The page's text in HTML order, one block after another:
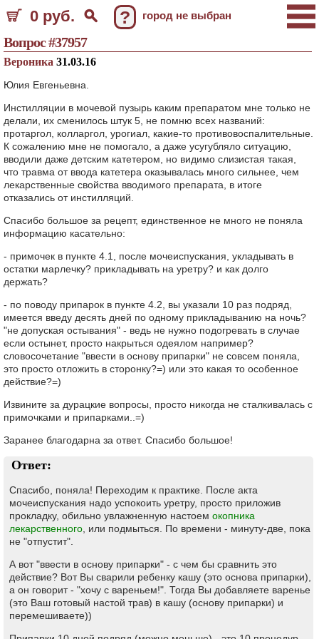
0 руб. ? город не выбран
Вопрос #37957
Вероника 31.03.16
Юлия Евгеньевна.
Инстилляции в мочевой пузырь каким препаратом мне только не
делали, их сменилось штук 5, не помню всех названий:
протаргол, колларгол, урогиал, какие-то противовоспалительные.
К сожалению мне не помогало, а даже усугубляло ситуацию,
вводили даже детским катетером, но видимо слизистая такая,
что травма от ввода катетера оказывалась много сильнее, чем
лекарственные свойства вводимого препарата, в итоге
отказались от инстилляций.
Спасибо большое за рецепт, единственное не много не поняла
информацию касательно:
- примочек в пункте 4.1, после мочеиспускания, укладывать в
остатки марлечку? прикладывать на уретру? и как долго
держать?
- по поводу припарок в пункте 4.2, вы указали 10 раз подряд,
имеется введу десять дней по одному прикладыванию на ночь?
"не допуская остывания" - ведь не нужно подогревать в случае
если остынет, просто накрыться одеялом например?
словосочетание "ввести в основу припарки" не совсем поняла,
это просто отложить в сторонку?=) или это какая то особенное
действие?=)
Извините за дурацкие вопросы, просто никогда не сталкивалась с
примочками и припарками..=)
Заранее благодарна за ответ. Спасибо большое!
Ответ:
Спасибо, поняла! Переходим к практике. После акта
мочеиспускания надо успокоить уретру, просто приложив
прокладку, обильно увлажненную настоем окопника
лекарственного , или подмыться. По времени - минуту-две, пока
не "отпустит".
А вот "ввести в основу припарки" - с чем бы сравнить это
действие? Вот Вы сварили ребенку кашу (это основа припарки),
а он говорит - "хочу с вареньем!". Тогда Вы добавляете варенье
(это Ваш готовый настой трав) в кашу (основу припарки) и
перемешиваете))